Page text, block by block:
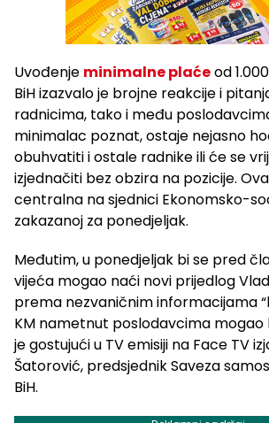
Uvođenje minimalne plaćeod
BiH izazvalo je brojne reakcije i
radnicima, tako i među
minimalac poznat, ostaje nejasno
obuhvatiti i ostale radnike ili će se
izjednačiti bez obzira na pozicije.
centralna na sjednici Ekonomsko-
zakazanoj za ponedjeljak.
Međutim, u ponedjeljak bi se pred
vijeća mogao naći novi prijedlog
prema nezvaničnim informacijama
KM nametnut poslodavcima mogao
je gostujući u TV emisiji na Face TV
Šatorović, predsjednik Saveza
BiH.